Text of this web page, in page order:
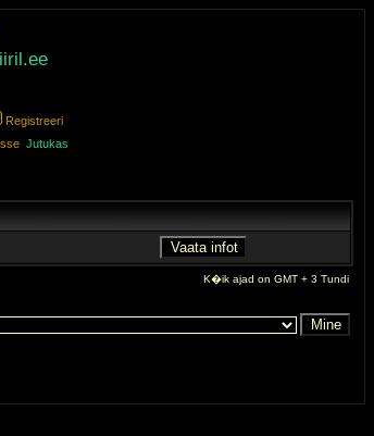
Registreeri
Jutukas
K�ik ajad on GMT + 3 Tundi